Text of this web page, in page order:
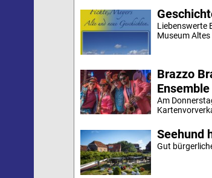
Liebenswerte
Museum
Brazzo
Ensemble
Am
Seehund
Gut